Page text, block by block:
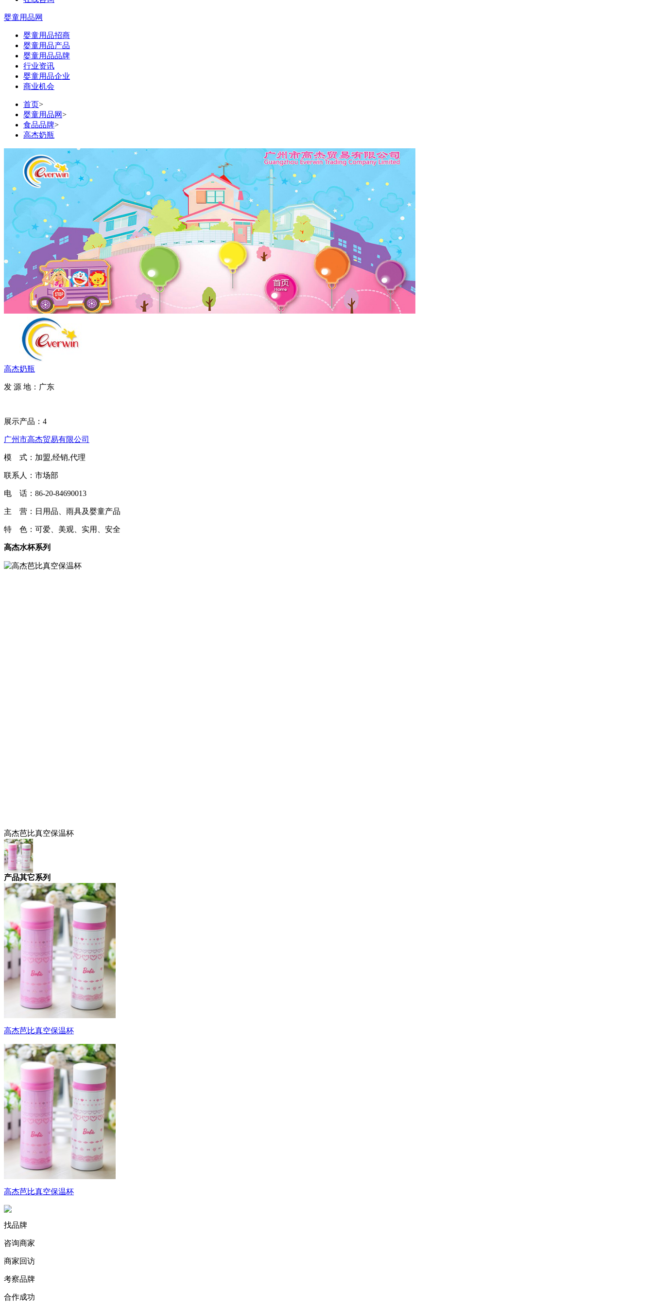
婴童用品网
婴童用品招商
婴童用品产品
婴童用品品牌
行业资讯
婴童用品企业
商业机会
首页>
婴童用品网>
食品品牌>
高杰奶瓶
高杰奶瓶
发 源 地：广东
展示产品：4
广州市高杰贸易有限公司
模 式：加盟,经销,代理
联系人：市场部
电 话：86-20-84690013
主 营：日用品、雨具及婴童产品
特 色：可爱、美观、实用、安全
高杰水杯系列
高杰芭比真空保温杯
产品其它系列
高杰芭比真空保温杯
高杰芭比真空保温杯
找品牌
咨询商家
商家回访
考察品牌
合作成功